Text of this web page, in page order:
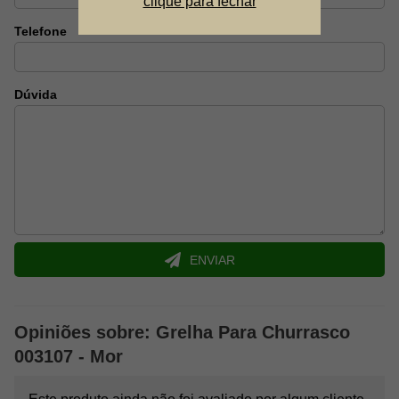
Otimo para churrasqueiras e acampamentos.
Telefone
Dúvida
ENVIAR
Opiniões sobre: Grelha Para Churrasco
003107 - Mor